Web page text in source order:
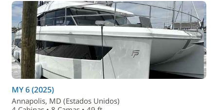
MY 6 (2025)
Annapolis, MD (Estados Unidos)